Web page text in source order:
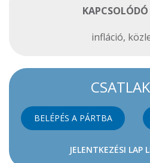
infláció,
BELÉPÉS A PÁRTBA
JELENTKEZÉSI LAP